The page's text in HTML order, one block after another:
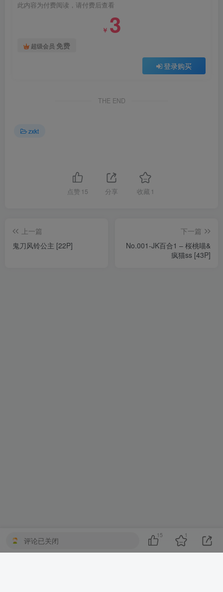
此内容为付费阅读，请付费后查看
￥ 3
超级会员 免费
登录购买
THE END
zxkt
点赞 15 分享 收藏 1
上一篇
鬼刀风铃公主 [22P]
下一篇
No.001-JK百合1 – 桜桃喵&
疯猫ss [43P]
评论已关闭
15 1